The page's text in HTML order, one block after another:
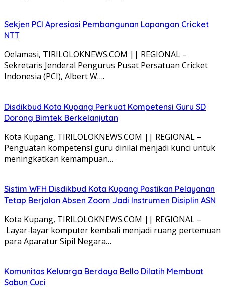
Sekjen PCI Apresiasi Pembangunan Lapangan Cricket
NTT
Oelamasi, TIRILOLOKNEWS.COM || REGIONAL –
Sekretaris Jenderal Pengurus Pusat Persatuan Cricket
Indonesia (PCI), Albert W….
Disdikbud Kota Kupang Perkuat Kompetensi Guru SD
Dorong Bimtek Berkelanjutan
Kota Kupang, TIRILOLOKNEWS.COM || REGIONAL –
Penguatan kompetensi guru dinilai menjadi kunci untuk
meningkatkan kemampuan…
Sistim WFH Disdikbud Kota Kupang Pastikan Pelayanan
Tetap Berjalan Absen Zoom Jadi Instrumen Disiplin ASN
Kota Kupang, TIRILOLOKNEWS.COM || REGIONAL –
Layar-layar komputer kembali menjadi ruang pertemuan
para Aparatur Sipil Negara…
Komunitas Keluarga Berdaya Bello Dilatih Membuat
Sabun Cuci